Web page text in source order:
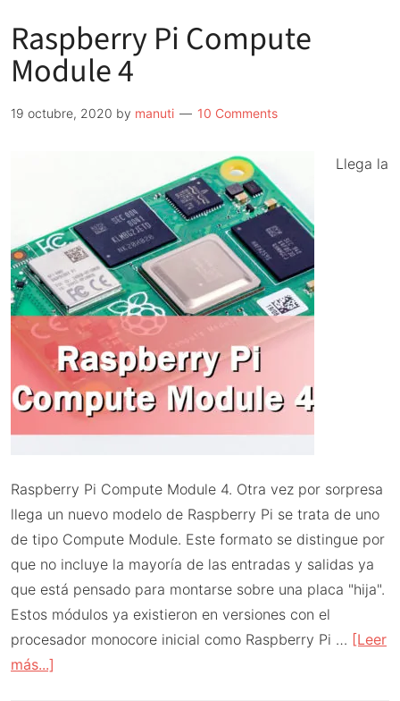
Raspberry Pi Compute
Module 4
19 octubre, 2020 by manuti 10 Comments
Llega la
Raspberry Pi Compute Module 4. Otra vez por sorpresa
llega un nuevo modelo de Raspberry Pi se trata de uno
de tipo Compute Module. Este formato se distingue por
que no incluye la mayoría de las entradas y salidas ya
que está pensado para montarse sobre una placa "hija".
Estos módulos ya existieron en versiones con el
procesador monocore inicial como Raspberry Pi … [Leer
más...]